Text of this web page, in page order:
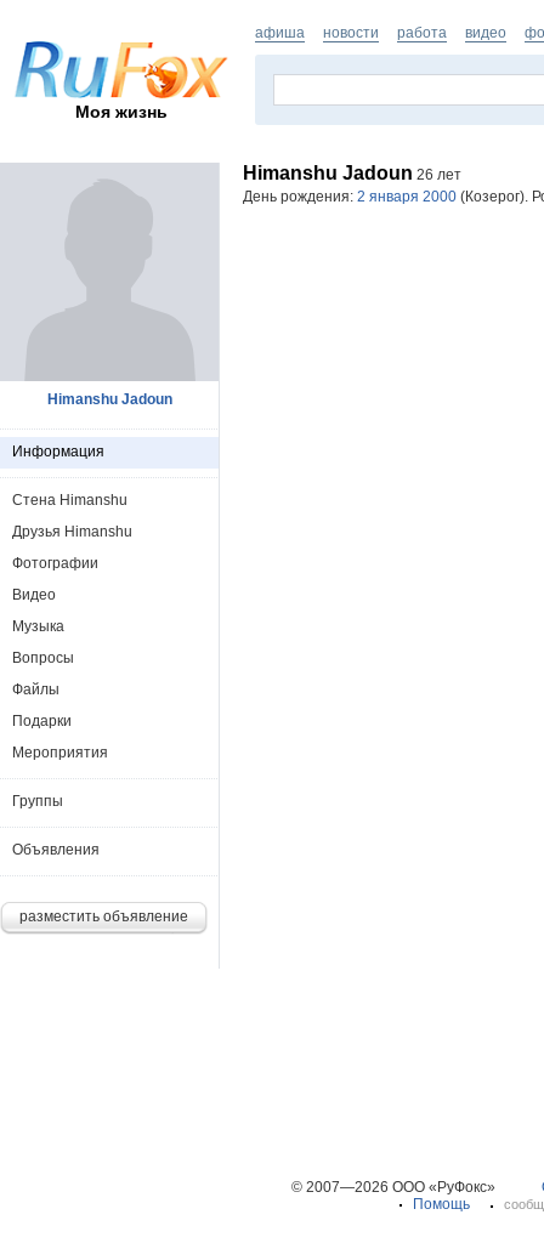
Моя жизнь
афиша новости работа видео
Himanshu Jadoun 26 лет
День рождения: 2 января 2000 (Козерог).
Himanshu Jadoun
Информация
Стена Himanshu
Друзья Himanshu
Фотографии
Видео
Музыка
Вопросы
Файлы
Подарки
Мероприятия
Группы
Объявления
разместить объявление
© 2007—2026 ООО «РуФокс»
Помощь